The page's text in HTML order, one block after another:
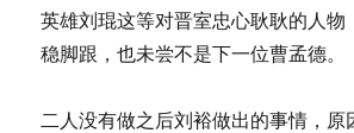
英雄刘琨这等对晋室忠心耿耿的人物
稳脚跟，也未尝不是下一位曹孟德。
二人没有做之后刘裕做出的事情，原